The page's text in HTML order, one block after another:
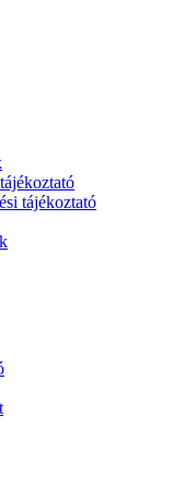
tájékoztató